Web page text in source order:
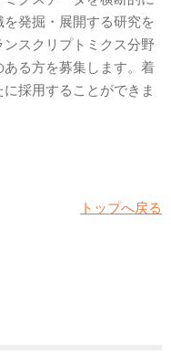
発掘・展開する研究を
スクリプトミクス分野
る方を募集します。着
採用することができま
トップへ戻る